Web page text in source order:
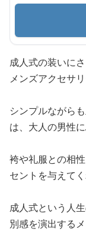
成人式の装いに
メンズアクセサリ
シンプルながら
は、大人の男性
袴や礼服との相
セントを与えてく
成人式という人
別感を演出する